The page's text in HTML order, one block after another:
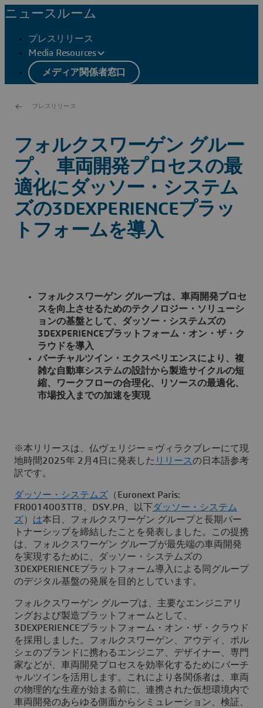
ニュースルーム
プレスリリース
Media Resources
メディア関係者窓口
プレスリリース
フォルクスワーゲン グルー
プ、 車両開発プロセスの最
適化にダッソー・システム
ズの3DEXPERIENCEプラッ
トフォームを導入
フォルクスワーゲン グループは、車両開発プロセ
スを向上させるためのテクノロジー・ソリューシ
ョンの基盤として、ダッソー・システムズの
3DEXPERIENCEプラットフォーム・オン・ザ・ク
ラウドを導入
バーチャルツイン・エクスペリエンスにより、複
雑な自動車システムの設計から製造サイクルの短
縮、ワークフローの合理化、リソースの最適化、
市場投入までの加速を実現
※本リリースは、仏ヴェリジー＝ヴィラクブレーにて現
地時間2025年 2月4日に発表した リリースの日本語参考
訳です。
ダッソー・システムズ （Euronext Paris:
FR0014003TT8、DSY.PA、以下 ダッソー・システム
ズ） は本日、フォルクスワーゲン グループと長期パー
トナーシップを締結したことを発表しました。この提携
は、フォルクスワーゲン グループが最先端の車両開発
を実現するために、ダッソー・システムズの
3DEXPERIENCEプラットフォーム導入による同グループ
のデジタル基盤の発展を目的としています。
フォルクスワーゲン グループは、主要なエンジニアリ
ングおよび製造プラットフォームとして、
3DEXPERIENCEプラットフォーム・オン・ザ・クラウド
を採用しました。フォルクスワーゲン、アウディ、ポル
シェのブランドに携わるエンジニア、デザイナー、専門
家などが、車両開発プロセスを効率化するためにバーチ
ャルツインを活用します。これにより各関係者は、車両
の物理的な生産が始まる前に、連携された仮想環境内で
車両開発のあらゆる側面からシミュレーション、検証、